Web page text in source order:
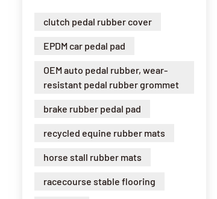
clutch pedal rubber cover
EPDM car pedal pad
OEM auto pedal rubber, wear-
resistant pedal rubber grommet
brake rubber pedal pad
recycled equine rubber mats
horse stall rubber mats
racecourse stable flooring